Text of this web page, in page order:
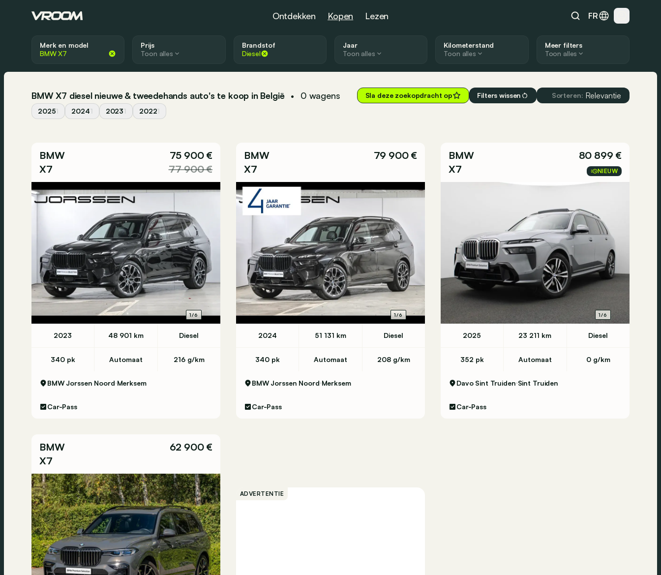
Ontdekken Kopen Lezen FR
Merk en model
Prijs
Toon alles
Brandstof
Diesel
Jaar
Toon alles
Kilometerstand
Toon alles
Meer filters
Toon alles
BMW X7 diesel nieuwe & tweedehands auto's te koop in België • 0 wagens Sla deze zoekopdracht op Filters wissen Sorteren: Relevantie
20251 20241 20231 20221
BMW
X7
75 900 €
77 900 €
1/6
2023 48 901 km Diesel
340 pk Automaat 216 g/km
BMW Jorssen Noord Merksem
Car-Pass
BMW
X7
79 900 €
1/6
2024 51 131 km Diesel
340 pk Automaat 208 g/km
BMW Jorssen Noord Merksem
Car-Pass
BMW
X7
80 899 €
NIEUW
1/6
2025 23 211 km Diesel
352 pk Automaat 0 g/km
Davo Sint Truiden Sint Truiden
Car-Pass
BMW
X7
62 900 €
ADVERTENTIE